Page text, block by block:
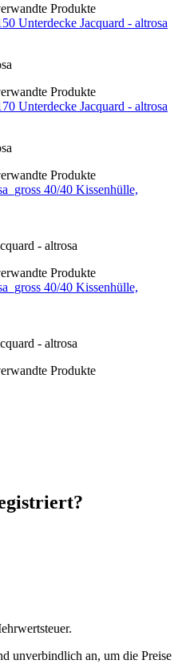
Produkte
Unterdecke Jacquard - altrosa
Produkte
Unterdecke Jacquard - altrosa
Produkte
40/40 Kissenhülle,
- altrosa
Produkte
40/40 Kissenhülle,
- altrosa
Produkte
unverbindlich an, um die Preise